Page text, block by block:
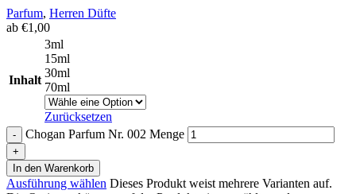
Parfum, Herren Düfte
ab €1,00
Inhalt
3ml
15ml
30ml
70ml
Zurücksetzen
Chogan Parfum Nr. 002 Menge
In den Warenkorb
Ausführung wählen Dieses Produkt weist mehrere Varianten auf.